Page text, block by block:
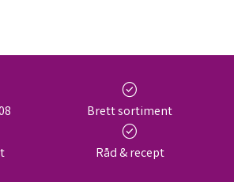
check_circle
Brett sortiment
check_circle
Råd & recept